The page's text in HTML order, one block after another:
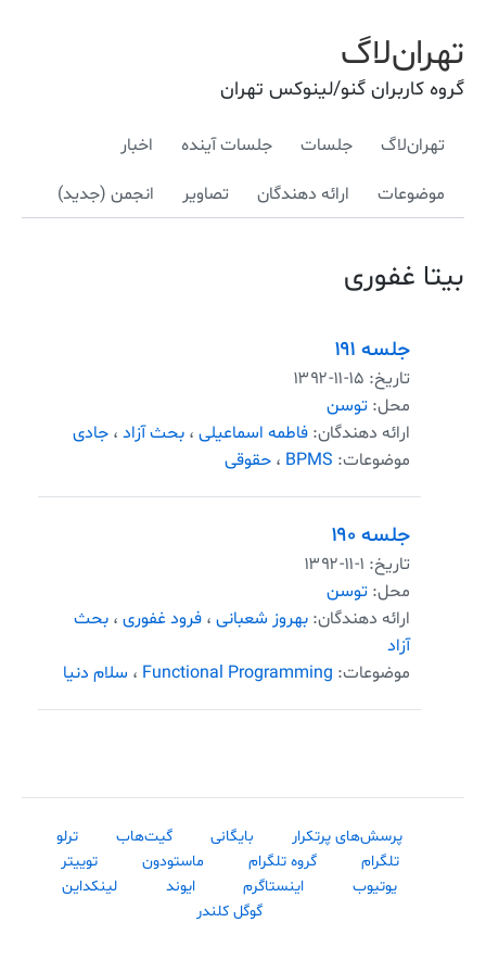
تهران‌لاگ
گروه کاربران گنو/لینوکس تهران
تهران‌لاگ جلسات جلسات آینده اخبار
موضوعات ارائه دهندگان تصاویر انجمن (جدید)
بیتا غفوری
جلسه ۱۹۱
تاریخ: ۱۳۹۲-۱۱-۱۵
محل: توسن
ارائه دهندگان: فاطمه اسماعیلی ، بحث آزاد ، جادی
موضوعات: BPMS ، حقوقی
جلسه ۱۹۰
تاریخ: ۱۳۹۲-۱۱-۱
محل: توسن
ارائه دهندگان: بهروز شعبانی ، فرود غفوری ، بحث
آزاد
موضوعات: Functional Programming ، سلام دنیا
پرسش‌های پرتکرار بایگانی گیت‌هاب
ترلو
تلگرام
گروه تلگرام ماستودون
توییتر
یوتیوب
اینستاگرم ایوند
لینکداین
گوگل کلندر